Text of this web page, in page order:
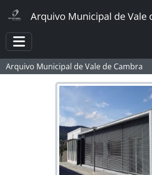
Arquivo Municipal de Vale
Toggle navigation
Arquivo Municipal de Vale de Cambra
[Item] Retrato de militar
[Item] Retrato de militares
[Item] Retrato de militar
[Item] Retrato de militar
[Item] Retrato de militar
[Item] Retrato de militar
[Item] Retrato de militar
[Item] Retrato de militar
[Item] Retrato de militar a
[Item] Retrato de militar
[Item] Retrato de militar